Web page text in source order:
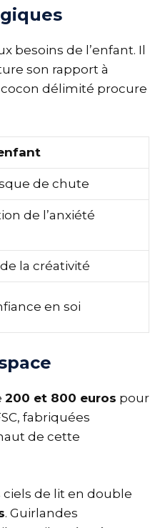
besoins de l’enfant. Il
son rapport à
cocon délimité procure
de chute
de l’anxiété
la créativité
en soi
200 et 800 euros pour
fabriquées
de cette
ciels de lit en double
. Guirlandes